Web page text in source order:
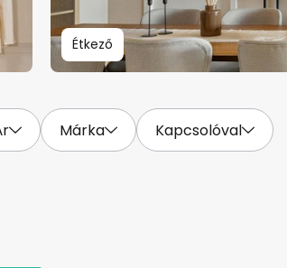
Étkező
Márka Kapcsolóval